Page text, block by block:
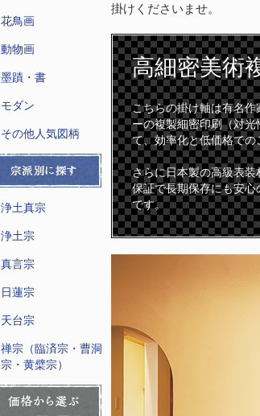
花鳥画
動物画
墨蹟・書
モダン
その他人気図柄
浄土真宗
浄土宗
真言宗
日蓮宗
天台宗
禅宗（臨済宗・曹洞
宗・黄檗宗）
掛けくださいませ。
高細密美術
こちらの掛け軸は有名
ーの複製細密印刷（対
て、効率化と低価格で
さらに日本製の高級表
保証で長期保存にも安
です。